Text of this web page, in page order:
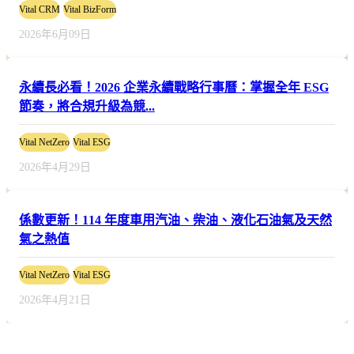
Vital CRM Vital BizForm
2026年6月09日
永續長必看！2026 企業永續戰略行事曆：掌握全年 ESG
節奏，將合規升級為競...
Vital NetZero Vital ESG
2026年4月29日
係數更新！114 年度車用汽油、柴油、液化石油氣及天然
氣之熱值
Vital NetZero Vital ESG
2026年4月21日